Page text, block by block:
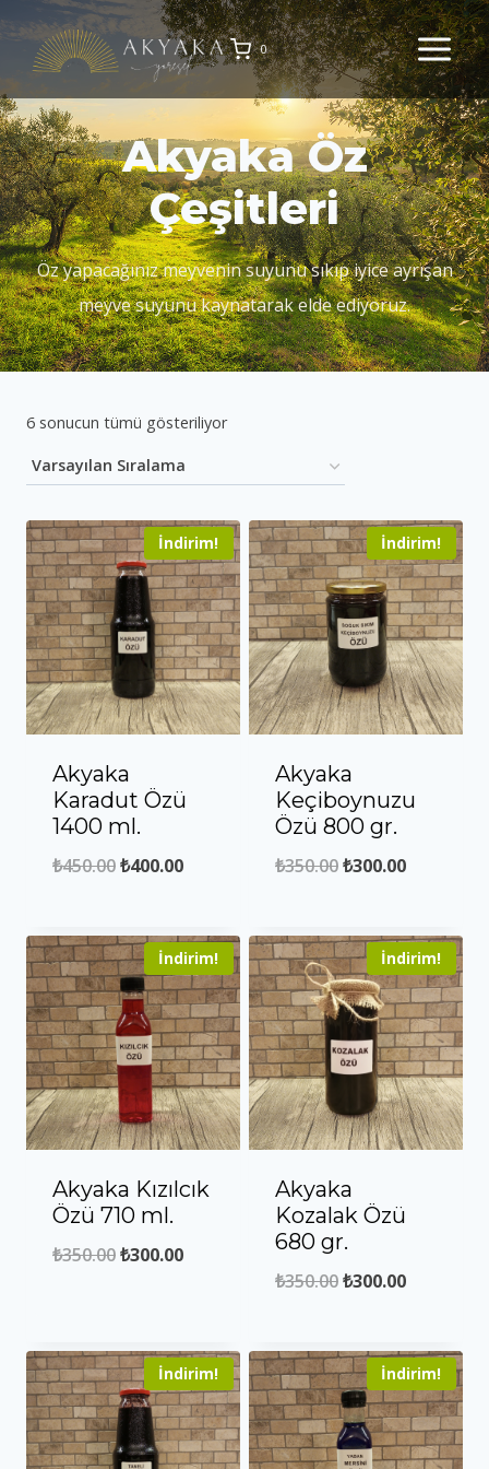
Skip
0
Akyaka Öz
Çeşitleri
Öz yapacağınız meyvenin suyunu sıkıp iyice ayrışan
meyve suyunu kaynatarak elde ediyoruz.
6 sonucun tümü gösteriliyor
İndirim!
Akyaka
Karadut Özü
1400 ml.
₺450.00Orijinal
₺450.00.
₺400.00Şu
fiyat:
₺400.00.
İndirim!
Akyaka
Keçiboynuzu
Özü 800 gr.
₺350.00Orijinal
₺350.00.
₺300.00Şu
fiyat:
₺300.00.
İndirim!
Akyaka Kızılcık
Özü 710 ml.
₺350.00Orijinal
₺300.00Şu
₺300.00.
İndirim!
Akyaka
Kozalak Özü
680 gr.
₺350.00Orijinal
₺350.00.
₺300.00Şu
fiyat:
₺300.00.
İndirim! İndirim!